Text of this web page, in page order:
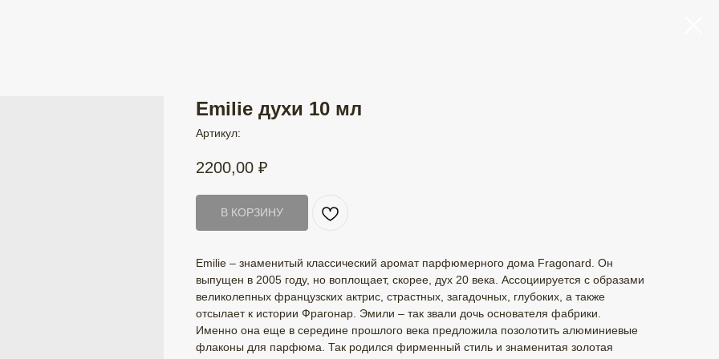
Emilie духи 10 мл
Артикул:
2200,00 ₽
В КОРЗИНУ
Emilie – знаменитый классический аромат парфюмерного дома Fragonard. Он
выпущен в 2005 году, но воплощает, скорее, дух 20 века. Ассоциируется с образами
великолепных французских актрис, страстных, загадочных, глубоких, а также
отсылает к истории Фрагонар. Эмили – так звали дочь основателя фабрики.
Именно она еще в середине прошлого века предложила позолотить алюминиевые
флаконы для парфюма. Так родился фирменный стиль и знаменитая золотая